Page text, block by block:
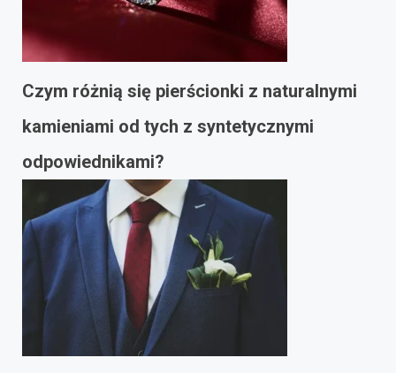
Czym różnią się pierścionki z naturalnymi
kamieniami od tych z syntetycznymi
odpowiednikami?